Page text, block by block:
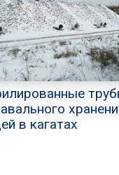
в кагатах